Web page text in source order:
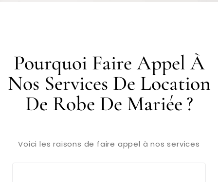
Pourquoi Faire Appel À
Nos Services De Location
De Robe De Mariée ?
Voici les raisons de faire appel à nos services